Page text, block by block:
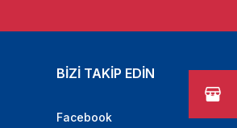
BİZİ TAKİP EDİN
Facebook